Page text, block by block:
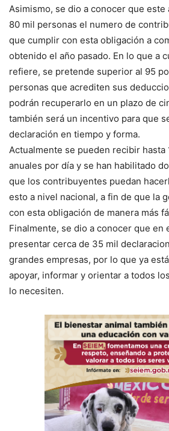
Asimismo, se dio a conocer que
80 mil personas el numero de
que cumplir con esta obligación a
obtenido el año pasado. En lo que a
refiere, se pretende superior al 95
personas que acrediten sus
podrán recuperarlo en un plazo de
también será un incentivo para que
declaración en tiempo y forma.
Actualmente se pueden recibir hasta
anuales por día y se han habilitado
que los contribuyentes puedan
esto a nivel nacional, a fin de que la
con esta obligación de manera más
Finalmente, se dio a conocer que en
presentar cerca de 35 mil
grandes empresas, por lo que ya
apoyar, informar y orientar a todos
lo necesiten.